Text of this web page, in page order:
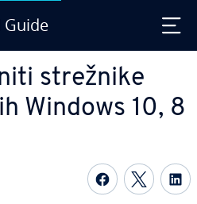
Guide
strežnike
Windows 10, 8
Share on